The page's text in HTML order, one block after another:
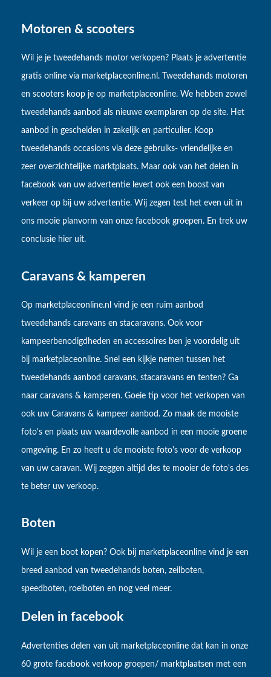
Motoren & scooters
Wil je je tweedehands motor verkopen? Plaats je advertentie
gratis online via marketplaceonline.nl. Tweedehands motoren
en scooters koop je op marketplaceonline. We hebben zowel
tweedehands aanbod als nieuwe exemplaren op de site. Het
aanbod in gescheiden in zakelijk en particulier. Koop
tweedehands occasions via deze gebruiks- vriendelijke en
zeer overzichtelijke marktplaats. Maar ook van het delen in
facebook van uw advertentie levert ook een boost van
verkeer op bij uw advertentie. Wij zegen test het even uit in
ons mooie planvorm van onze facebook groepen. En trek uw
conclusie hier uit.
Caravans & kamperen
Op marketplaceonline.nl vind je een ruim aanbod
tweedehands caravans en stacaravans. Ook voor
kampeerbenodigdheden en accessoires ben je voordelig uit
bij marketplaceonline. Snel een kijkje nemen tussen het
tweedehands aanbod caravans, stacaravans en tenten? Ga
naar caravans & kamperen. Goeie tip voor het verkopen van
ook uw Caravans & kampeer aanbod. Zo maak de mooiste
foto's en plaats uw waardevolle aanbod in een mooie groene
omgeving. En zo heeft u de mooiste foto's voor de verkoop
van uw caravan. Wij zeggen altijd des te mooier de foto's des
te beter uw verkoop.
Boten
Wil je een boot kopen? Ook bij marketplaceonline vind je een
breed aanbod van tweedehands boten, zeilboten,
speedboten, roeiboten en nog veel meer.
Delen in facebook
Advertenties delen van uit marketplaceonline dat kan in onze
60 grote facebook verkoop groepen/ marktplaatsen met een